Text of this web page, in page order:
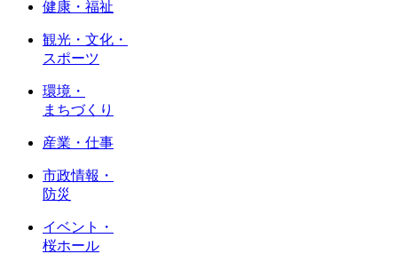
健康・福祉
観光・文化・
スポーツ
環境・
まちづくり
産業・仕事
市政情報・
防災
イベント・
桜ホール